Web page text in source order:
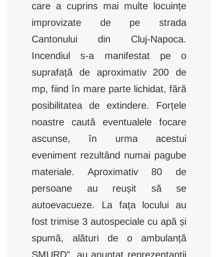
care a cuprins mai multe locuințe
improvizate de pe strada
Cantonului din Cluj-Napoca.
Incendiul s-a manifestat pe o
suprafață de aproximativ 200 de
mp, fiind în mare parte lichidat, fără
posibilitatea de extindere. Forțele
noastre caută eventualele focare
ascunse, în urma acestui
eveniment rezultând numai pagube
materiale. Aproximativ 80 de
persoane au reușit să se
autoevacueze. La fața locului au
fost trimise 3 autospeciale cu apă și
spumă, alături de o ambulanță
SMURD”, au anunțat reprezentanții